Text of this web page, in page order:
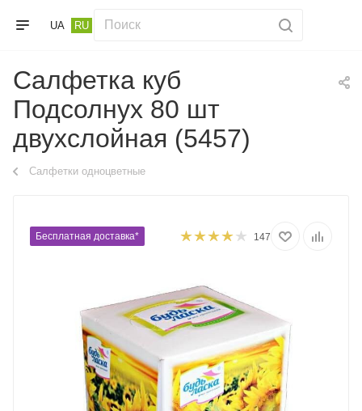
UA RU
Салфетка куб
Подсолнух 80 шт
двухслойная (5457)
Салфетки одноцветные
Бесплатная доставка* 147